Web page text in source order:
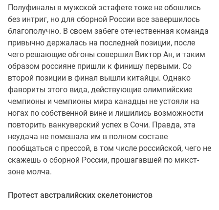
Полуфиналы в мужской эстафете тоже не обошлись
без интриг, но для сборной России все завершилось
благополучно. В своем забеге отечественная команда
привычно держалась на последней позиции, после
чего решающие обгоны совершил Виктор Ан, и таким
образом россияне пришли к финишу первыми. Со
второй позиции в финал вышли китайцы. Однако
фавориты этого вида, действующие олимпийские
чемпионы и чемпионы мира канадцы не устояли на
ногах по собственной вине и лишились возможности
повторить ванкуверский успех в Сочи. Правда, эта
неудача не помешала им в полном составе
пообщаться с прессой, в том числе российской, чего не
скажешь о сборной России, прошагавшей по микст-
зоне молча.
Протест австралийских скелетонистов